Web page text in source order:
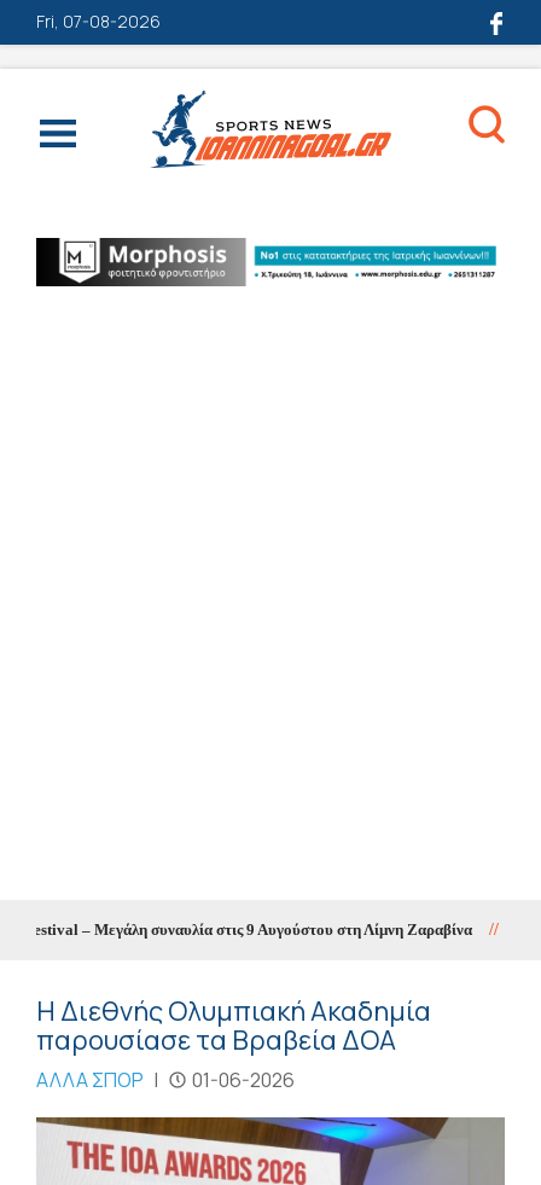
Fri, 07-08-2026
– Μεγάλη συναυλία στις 9 Αυγούστου στη Λίμνη Ζαραβίνα //
Η Διεθνής Ολυμπιακή Ακαδημία
παρουσίασε τα Βραβεία ΔΟΑ
ΑΛΛΑ ΣΠΟΡ | 01-06-2026